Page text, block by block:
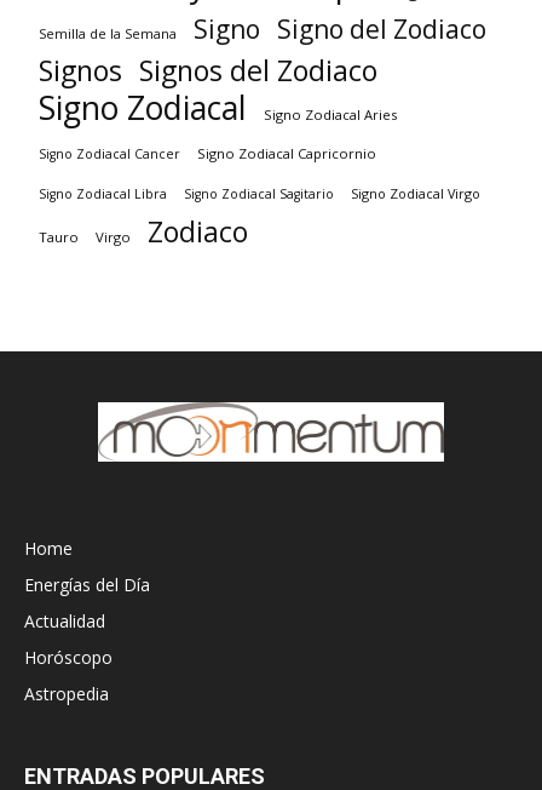
Semilla de la Semana Signo Signo del Zodiaco
Signos Signos del Zodiaco
Signo Zodiacal Signo Zodiacal Aries
Signo Zodiacal Cancer Signo Zodiacal Capricornio
Signo Zodiacal Libra Signo Zodiacal Sagitario Signo Zodiacal Virgo
Tauro Virgo Zodiaco
Home
Energías del Día
Actualidad
Horóscopo
Astropedia
ENTRADAS POPULARES